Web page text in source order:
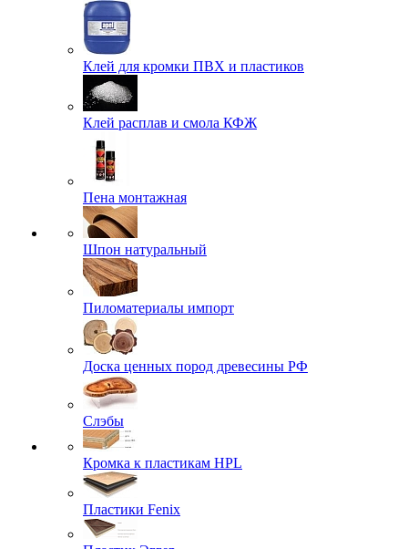
Клей для кромки ПВХ и пластиков
Клей расплав и смола КФЖ
Пена монтажная
Шпон натуральный
Пиломатериалы импорт
Доска ценных пород древесины РФ
Слэбы
Кромка к пластикам HPL
Пластики Fenix